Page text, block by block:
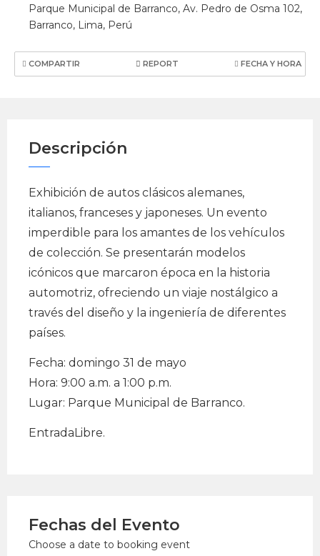
Parque Municipal de Barranco, Av. Pedro de Osma 102,
Barranco, Lima, Perú
COMPARTIR REPORT FECHA Y HORA
Descripción
Exhibición de autos clásicos alemanes,
italianos, franceses y japoneses. Un evento
imperdible para los amantes de los vehículos
de colección. Se presentarán modelos
icónicos que marcaron época en la historia
automotriz, ofreciendo un viaje nostálgico a
través del diseño y la ingeniería de diferentes
países.
Fecha: domingo 31 de mayo
Hora: 9:00 a.m. a 1:00 p.m.
Lugar: Parque Municipal de Barranco.
EntradaLibre.
Fechas del Evento
Choose a date to booking event